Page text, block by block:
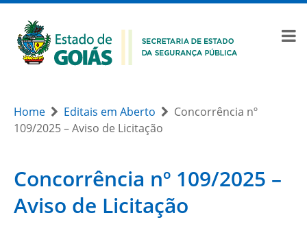
Home Editais em Aberto
Concorrência nº
109/2025 – Aviso de Licitação
Concorrência nº 109/2025 –
Aviso de Licitação